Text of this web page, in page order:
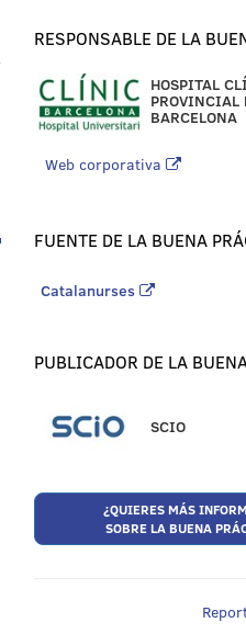
RESPONSABLE DE LA
HOSPITAL
PROVINCIAL
BARCELONA
Web corporativa
FUENTE DE LA BUENA
Catalanurses
PUBLICADOR DE LA
SCIO
¿QUIERES MÁS
SOBRE LA BUENA